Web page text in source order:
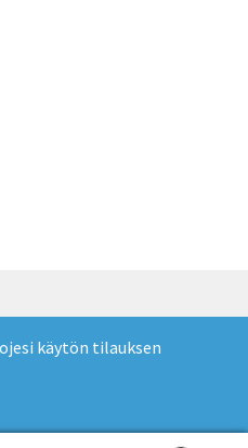
käytön tilauksen